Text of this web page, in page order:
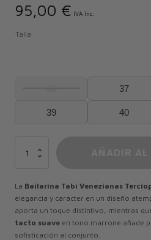
95,00 € IVA Inc.
Talla
37
39 40
Venezianas
Marrone
La Bailarina Tabi Venezianas
elegancia y carácter en un diseño
aporta un toque distintivo, mientras
tacto suave en tono marrone añade
sofisticación al conjunto.